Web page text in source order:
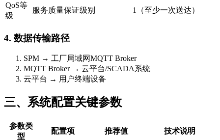
QoS等
级
服务质量保证级别 1（至少一次送达）
4. 数据传输路径
SPM → 工厂局域网MQTT Broker
MQTT Broker → 云平台/SCADA系统
云平台 → 用户终端设备
三、系统配置关键参数
参数类
型
配置项 推荐值 技术说明